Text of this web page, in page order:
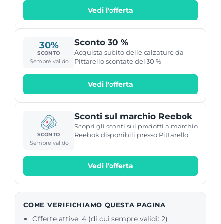
Vedi l'offerta
30%
SCONTO
Sempre valido
Sconto 30 %
Acquista subito delle calzature da
Pittarello scontate del 30 %
Vedi l'offerta
SCONTO
Sempre valido
Sconti sul marchio Reebok
Scopri gli sconti sui prodotti a marchio
Reebok disponibili presso Pittarello.
Vedi l'offerta
COME VERIFICHIAMO QUESTA PAGINA
Offerte attive: 4 (di cui sempre validi: 2)